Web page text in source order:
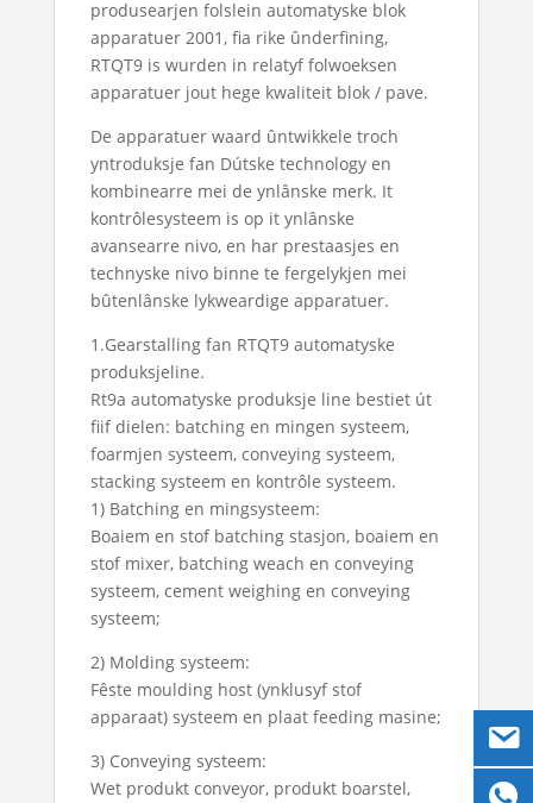
produsearjen folslein automatyske blok
apparatuer 2001, fia rike ûnderfining,
RTQT9 is wurden in relatyf folwoeksen
apparatuer jout hege kwaliteit blok / pave.
De apparatuer waard ûntwikkele troch
yntroduksje fan Dútske technology en
kombinearre mei de ynlânske merk. It
kontrôlesysteem is op it ynlânske
avansearre nivo, en har prestaasjes en
technyske nivo binne te fergelykjen mei
bûtenlânske lykweardige apparatuer.
1.Gearstalling fan RTQT9 automatyske
produksjeline.
Rt9a automatyske produksje line bestiet út
fiif dielen: batching en mingen systeem,
foarmjen systeem, conveying systeem,
stacking systeem en kontrôle systeem.
1) Batching en mingsysteem:
Boaiem en stof batching stasjon, boaiem en
stof mixer, batching weach en conveying
systeem, cement weighing en conveying
systeem;
2) Molding systeem:
Fêste moulding host (ynklusyf stof
apparaat) systeem en plaat feeding masine;
3) Conveying systeem:
Wet produkt conveyor, produkt boarstel,